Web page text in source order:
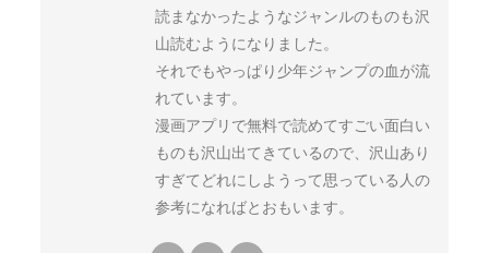
読まなかったようなジャンルのものも沢
山読むようになりました。
それでもやっぱり少年ジャンプの血が流
れています。
漫画アプリで無料で読めてすごい面白い
ものも沢山出てきているので、沢山あり
すぎてどれにしようって思っている人の
参考になればとおもいます。